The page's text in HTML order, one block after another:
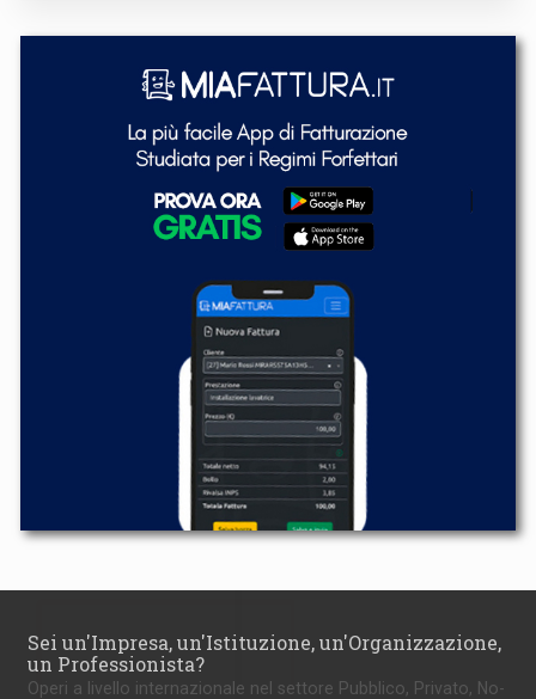
Sei un'Impresa, un'Istituzione, un'Organizzazione,
un Professionista?
Operi a livello internazionale nel settore Pubblico, Privato, No-